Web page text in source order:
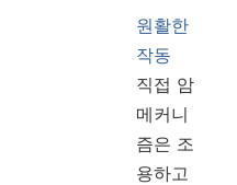
원활한
작동
직접 암
메커니
즘은 조
용하고